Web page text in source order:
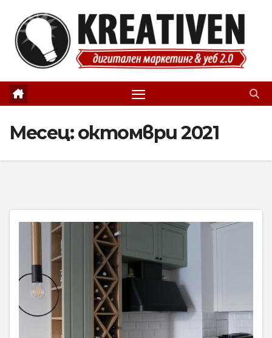
content
Месец:октомври 2021